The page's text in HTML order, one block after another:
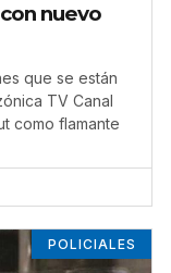
nuevo
que se están
TV Canal
como flamante
POLICIALES